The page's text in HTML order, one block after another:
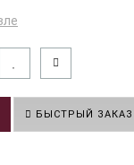
БЫСТРЫЙ ЗАКАЗ